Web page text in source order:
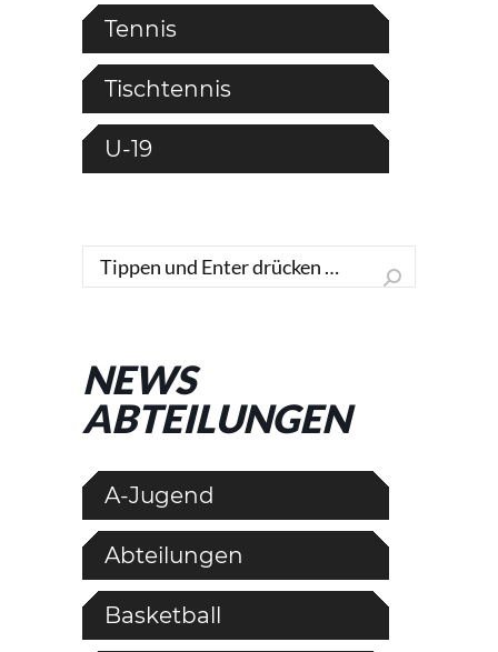
Tennis
Tischtennis
U-19
Search:
NEWS
ABTEILUNGEN
A-Jugend
Abteilungen
Basketball